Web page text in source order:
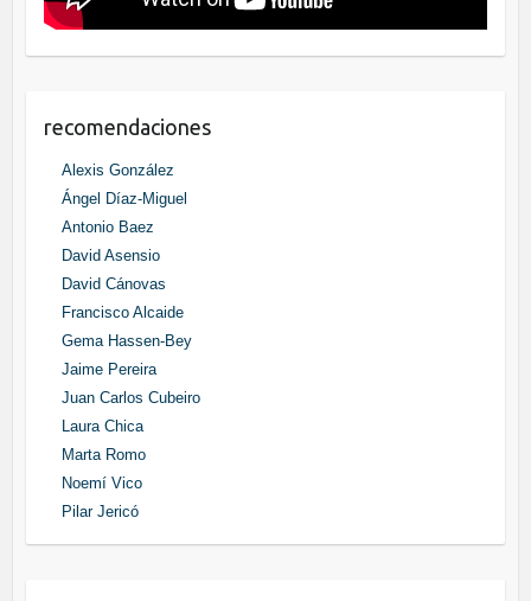
recomendaciones
Alexis González
Ángel Díaz-Miguel
Antonio Baez
David Asensio
David Cánovas
Francisco Alcaide
Gema Hassen-Bey
Jaime Pereira
Juan Carlos Cubeiro
Laura Chica
Marta Romo
Noemí Vico
Pilar Jericó